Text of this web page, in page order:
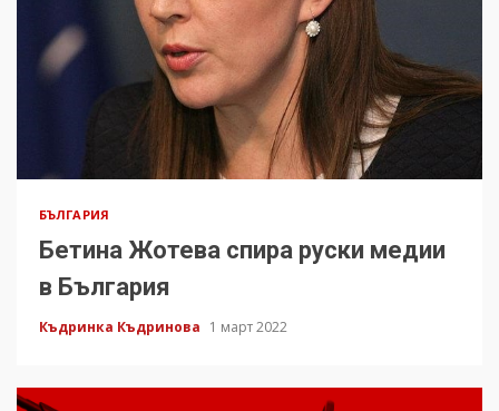
БЪЛГАРИЯ
Бетина Жотева спира руски медии
в България
Къдринка Къдринова 1 март 2022